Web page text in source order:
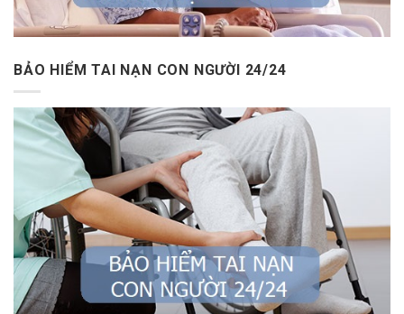
BẢO HIỂM TAI NẠN CON NGƯỜI 24/24